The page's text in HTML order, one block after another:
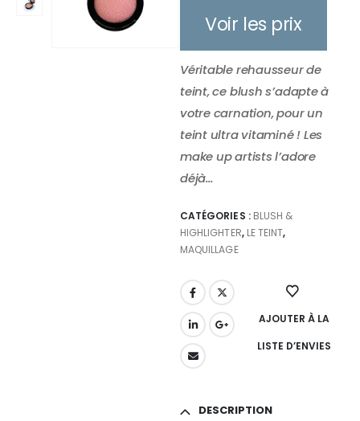
Voir les prix
Véritable rehausseur de
teint, ce blush s’adapte à
votre carnation, pour un
teint ultra vitaminé ! Les
make up artists l’adore
déjà…
CATÉGORIES : BLUSH &
HIGHLIGHTER, LE TEINT,
MAQUILLAGE
AJOUTER À LA
LISTE D’ENVIES
DESCRIPTION